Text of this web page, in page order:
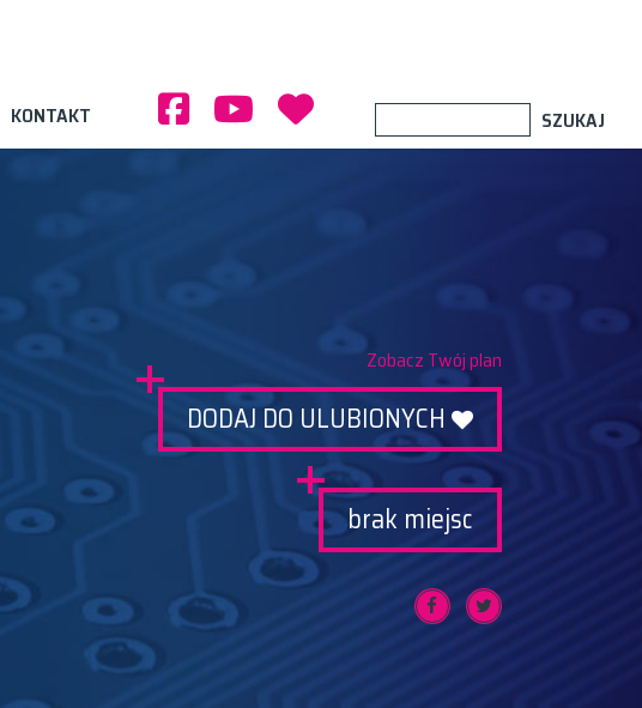
KONTAKT
Zobacz Twój plan
DODAJ DO ULUBIONYCH
brak miejsc